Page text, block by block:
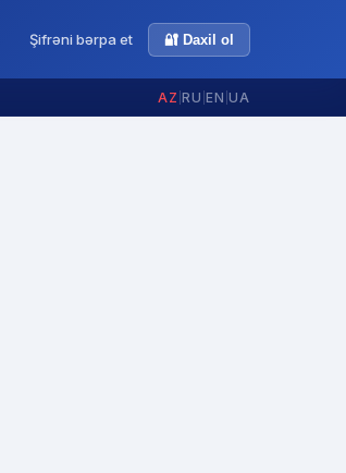
Şifrəni bərpa et 🔐 Daxil ol
AZ RU EN UA